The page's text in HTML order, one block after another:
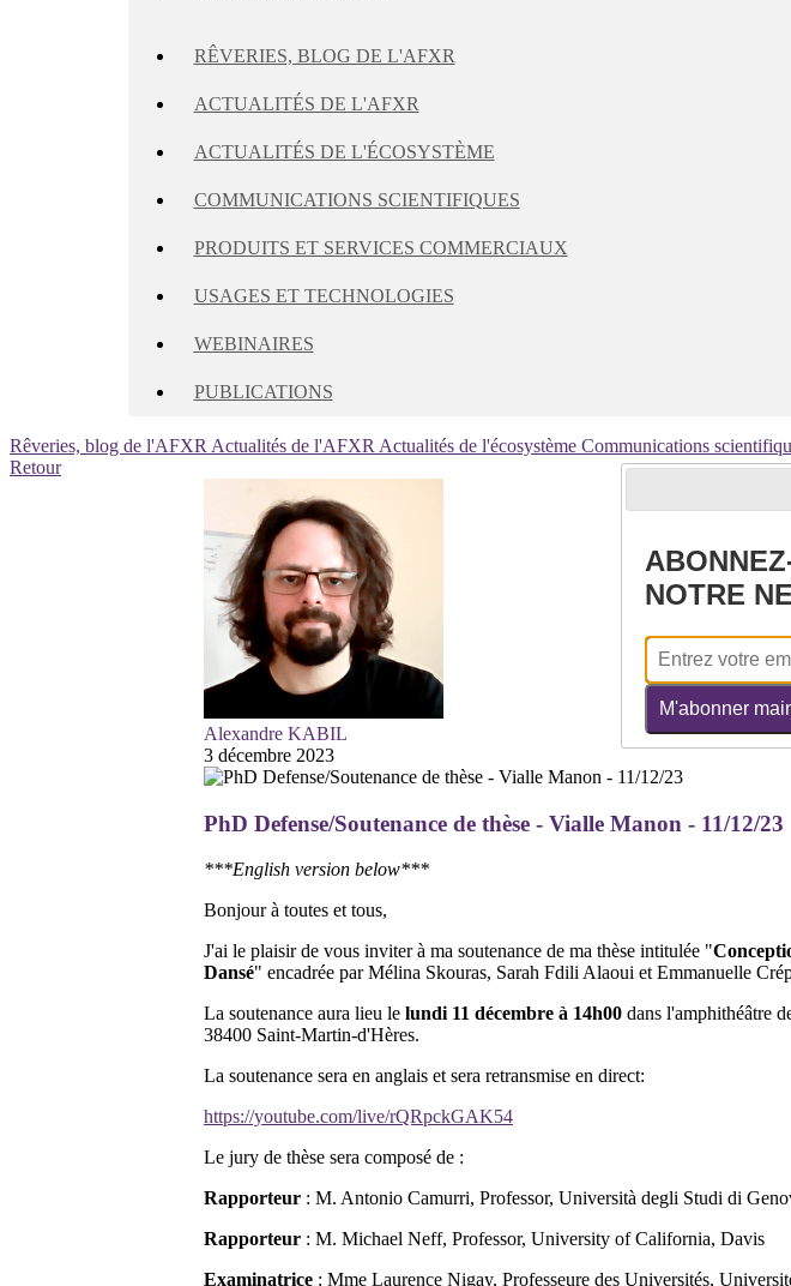
RÊVERIES, BLOG DE L'AFXR
ACTUALITÉS DE L'AFXR
ACTUALITÉS DE L'ÉCOSYSTÈME
COMMUNICATIONS SCIENTIFIQUES
PRODUITS ET SERVICES COMMERCIAUX
USAGES ET TECHNOLOGIES
WEBINAIRES
PUBLICATIONS
Rêveries, blog de l'AFXR Actualités de l'AFXR Actualités de l'écosystème Communications
Retour
Alexandre KABIL
3 décembre 2023
PhD Defense/Soutenance de thèse - Vialle Manon - 11/12/23
***English version below***
Bonjour à toutes et tous,
J'ai le plaisir de vous inviter à ma soutenance de ma thèse intitulée "
Dansé" encadrée par Mélina Skouras, Sarah Fdili Alaoui et Emmanuelle
La soutenance aura lieu le lundi 11 décembre à 14h00 dans l'amphithéâtre
38400 Saint-Martin-d'Hères.
La soutenance sera en anglais et sera retransmise en direct:
https://youtube.com/live/rQRpckGAK54
Le jury de thèse sera composé de :
Rapporteur : M. Antonio Camurri, Professor, Università degli Studi di
Rapporteur : M. Michael Neff, Professor, University of California, Davis
Examinatrice : Mme Laurence Nigay, Professeure des Universités,
NOTRE
M'abonner